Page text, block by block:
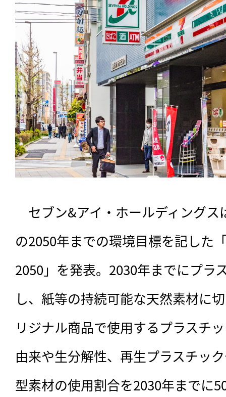
セブン&アイ・ホールディングス
の2050年までの環境目標を記した
2050」を発表。2030年までにプラ
し、紙等の持続可能な天然素材に
リジナル商品で使用するプラスチ
由来や生分解性、再生プラスチッ
型素材の使用割合を2030年までに